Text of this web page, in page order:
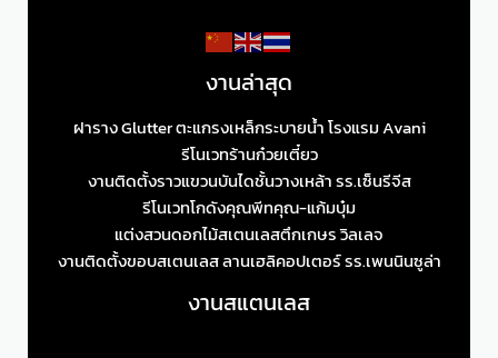
งานล่าสุด
ฝาราง Glutter ตะแกรงเหล็กระบายน้ำ โรงแรม Avani
รีโนเวทร้านก๋วยเตี๋ยว
งานติดตั้งราวแขวนบันไดชั้นวางเหล้า รร.เซ็นรีจีส
รีโนเวทโกดังคุณพีทคุณ-แก้มบุ๋ม
แต่งสวนดอกไม้สเตนเลสตึกเกษร วิลเลจ
งานติดตั้งขอบสเตนเลส ลานเฮลิคอปเตอร์ รร.เพนนินซูล่า
งานสแตนเลส